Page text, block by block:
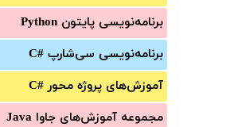
برنامه‌نویسی پایتون Python
برنامه‌‌نویسی سی‌شارپ C#‎
آموزش‌های پروژه محور #C
مجموعه آموزش‌های جاوا Java